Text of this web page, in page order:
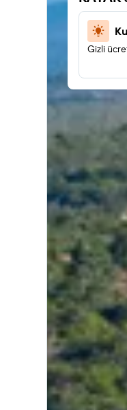
Gizli